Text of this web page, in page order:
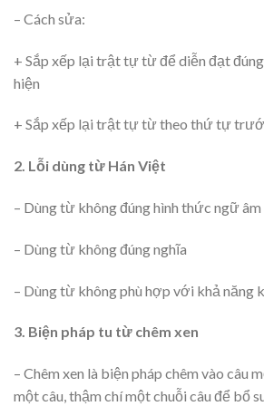
– Cách sửa:
+ Sắp xếp lại trật tự từ để diễn đạt
hiện
+ Sắp xếp lại trật tự từ theo thứ tự
2. Lỗi dùng từ Hán Việt
– Dùng từ không đúng hình thức ngữ âm
– Dùng từ không đúng nghĩa
– Dùng từ không phù hợp với khả năng
3. Biện pháp tu từ chêm xen
– Chêm xen là biện pháp chêm vào câu
một câu, thậm chí một chuỗi câu để bổ